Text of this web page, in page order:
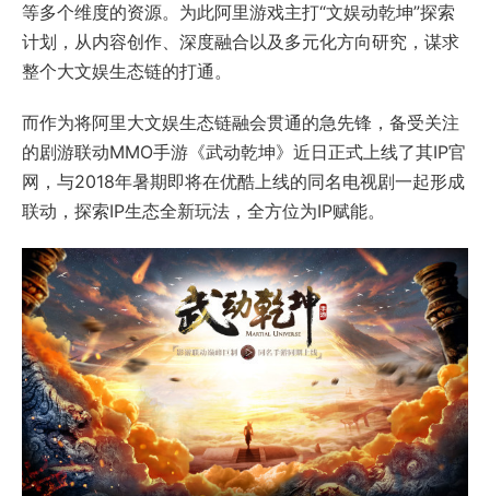
等多个维度的资源。为此阿里游戏主打“文娱动乾坤”探索
计划，从内容创作、深度融合以及多元化方向研究，谋求
整个大文娱生态链的打通。
而作为将阿里大文娱生态链融会贯通的急先锋，备受关注
的剧游联动MMO手游《武动乾坤》近日正式上线了其IP官
网，与2018年暑期即将在优酷上线的同名电视剧一起形成
联动，探索IP生态全新玩法，全方位为IP赋能。